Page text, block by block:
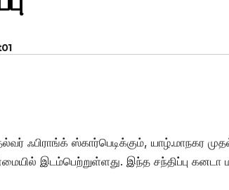
ஃபிராங்க் ஸ்கார்பெடிக்கும்,
இடம்பெற்றுள்ளது. இந்த சந்திப்பு கனடா